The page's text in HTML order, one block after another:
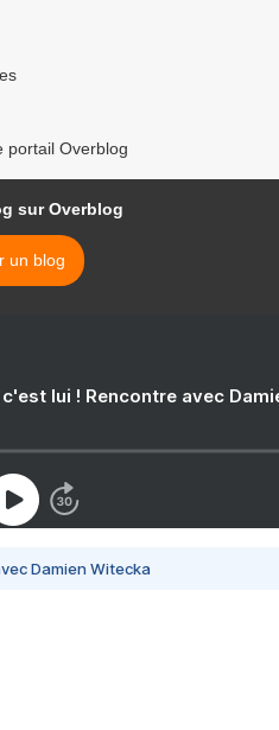
portail Overblog
sur Overblog
un blog
lui ! Rencontre avec
Damien Witecka